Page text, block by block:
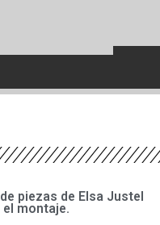
piezas de Elsa Justel
montaje.